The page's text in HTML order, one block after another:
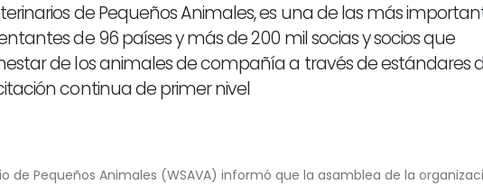
de Pequeños Animales, es una de las más
de 96 países y más de 200 mil socias y socios que
de los animales de compañía a través de estándares
continua de primer nivel
de Pequeños Animales (WSAVA) informó que la asamblea de la